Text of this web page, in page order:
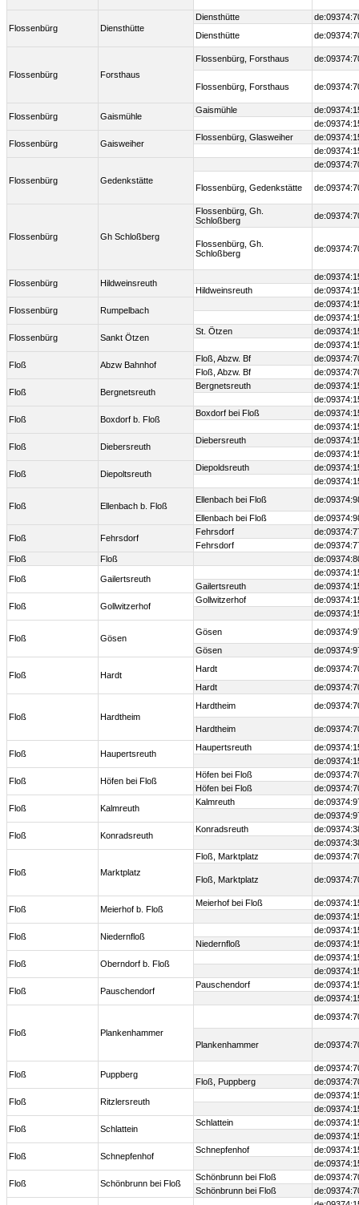
Flossenbürg Diensthütte
Diensthütte
Diensthütte
Flossenbürg Forsthaus
Flossenbürg, Forsthaus
Flossenbürg, Forsthaus
Flossenbürg Gaismühle
Gaismühle
Flossenbürg Gaisweiher
Flossenbürg, Glasweiher
Flossenbürg Gedenkstätte
Flossenbürg, Gedenkstätte
Flossenbürg Gh Schloßberg
Flossenbürg, Gh.
Schloßberg
Flossenbürg, Gh.
Schloßberg
Flossenbürg Hildweinsreuth
Hildweinsreuth
Flossenbürg Rumpelbach
Flossenbürg Sankt Ötzen
St. Ötzen
Floß Abzw Bahnhof
Floß, Abzw. Bf
Floß, Abzw. Bf
Floß Bergnetsreuth
Bergnetsreuth
Floß Boxdorf b. Floß
Boxdorf bei Floß
Floß Diebersreuth
Diebersreuth
Floß Diepoltsreuth
Diepoldsreuth
Floß Ellenbach b. Floß
Ellenbach bei Floß
Ellenbach bei Floß
Floß Fehrsdorf
Fehrsdorf
Fehrsdorf
Floß
Floß
Floß Gailertsreuth
Gailertsreuth
Floß Gollwitzerhof
Gollwitzerhof
Floß Gösen
Gösen
Gösen
Floß Hardt
Hardt
Hardt
Floß Hardtheim
Hardtheim
Hardtheim
Floß Haupertsreuth
Haupertsreuth
Floß Höfen bei Floß
Höfen bei Floß
Höfen bei Floß
Floß Kalmreuth
Kalmreuth
Floß Konradsreuth
Konradsreuth
Floß Marktplatz
Floß, Marktplatz
Floß, Marktplatz
Floß Meierhof b. Floß
Meierhof bei Floß
Floß Niedernfloß
Niedernfloß
Floß Oberndorf b. Floß
Floß Pauschendorf
Pauschendorf
Floß Plankenhammer
Plankenhammer
Floß Puppberg
Floß, Puppberg
Floß Ritzlersreuth
Floß Schlattein
Schlattein
Floß Schnepfenhof
Schnepfenhof
Floß Schönbrunn bei Floß
Schönbrunn bei Floß
Schönbrunn bei Floß